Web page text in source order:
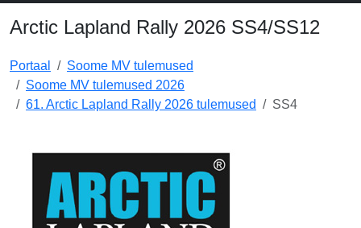
Arctic Lapland Rally 2026 SS4/SS12
Portaal
Soome MV tulemused
Soome MV tulemused 2026
61. Arctic Lapland Rally 2026 tulemused
SS4